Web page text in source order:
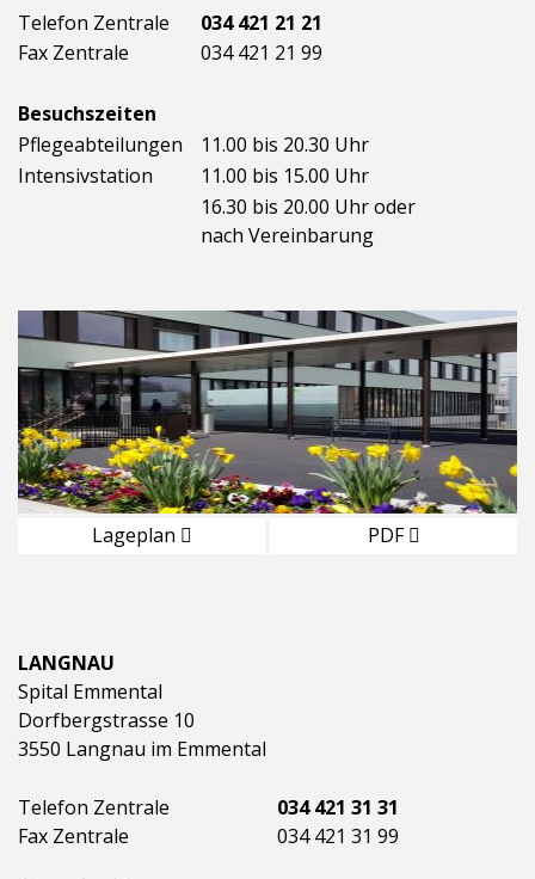
Telefon Zentrale
034 421 21 21
Fax Zentrale
034 421 21 99
Besuchszeiten
Pflegeabteilungen
11.00 bis 20.30 Uhr
Intensivstation
11.00 bis 15.00 Uhr
16.30 bis 20.00 Uhr oder
nach Vereinbarung
Lageplan PDF
LANGNAU
Spital Emmental
Dorfbergstrasse 10
3550 Langnau im Emmental
Telefon Zentrale
034 421 31 31
Fax Zentrale
034 421 31 99